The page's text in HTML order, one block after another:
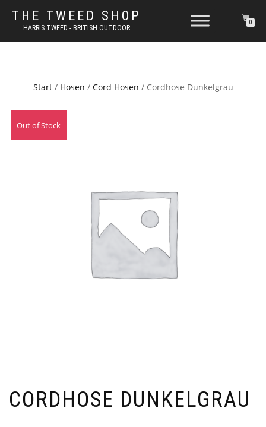
THE TWEED SHOP
HARRIS TWEED - BRITISH OUTDOOR
0
Start/ Hosen / Cord Hosen / Cordhose Dunkelgrau
Out of Stock
CORDHOSE DUNKELGRAU